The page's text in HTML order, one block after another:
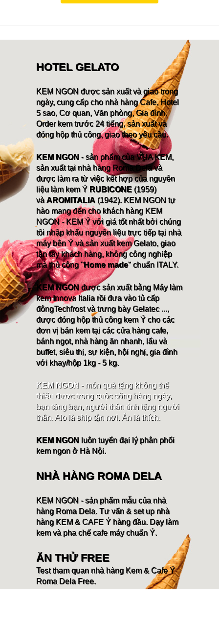
HOTEL GELATO
KEM NGON được sản xuất và giao trong
ngày, cung cấp cho nhà hàng Cafe, Hotel
5 sao, Cơ quan, Văn phòng, Gia đình.
Order kem trước 24 tiếng, sản xuất và
đóng hộp thủ công, giao theo yêu cầu.
KEM NGON - sản phẩm của VUA KEM,
sản xuất tại nhà hàng Roma Dela và
được làm ra từ việc kết hợp của nguyên
liệu làm kem Ý RUBICONE (1959)
và AROMITALIA (1942). KEM NGON tự
hào mang đến cho khách hàng KEM
NGON - KEM Ý với giá tốt nhất bởi chúng
tôi nhập khẩu nguyên liệu trực tiếp tại nhà
máy bên Ý và sản xuất kem Gelato, giao
tận tay khách hàng, không công nghiệp
mà thủ công "Home made" chuẩn ITALY.
KEM NGONđược sản xuất bằng Máy làm
kem Innova Italia rồi đưa vào tủ cấp
đôngTechfrost và trưng bày Gelatec ...,
được đóng hộp thủ công kem Ý cho các
đơn vị bán kem tại các cửa hàng cafe,
bánh ngọt, nhà hàng ăn nhanh, lẩu và
buffet, siêu thị, sự kiện, hội nghị, gia đình
với khay/hộp 1kg - 5 kg.
KEM NGON - món quà tặng không thể
thiếu được trong cuộc sống hàng ngày,
bạn tặng bạn, người thân tình tặng người
thân. Alo là ship tận nơi. Ăn là thích.
KEM NGON luôn tuyển đại lý phân phối
kem ngon ở Hà Nội.
NHÀ HÀNG ROMA DELA
KEM NGON - sản phẩm mẫu của nhà
hàng Roma Dela. Tư vấn & set up nhà
hàng KEM & CAFE Ý hàng đầu. Dạy làm
kem và pha chế cafe máy chuẩn Ý.
ĂN THỬ FREE
Test tham quan nhà hàng Kem & Cafe Ý
Roma Dela Free.